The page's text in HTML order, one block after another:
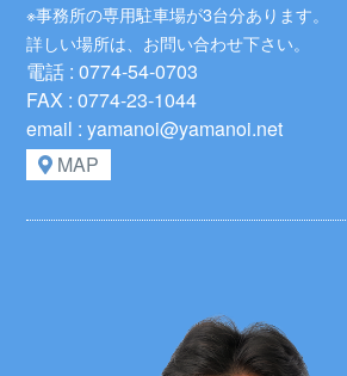
※事務所の専用駐車場が3台分あります。
詳しい場所は、お問い合わせ下さい。
電話 : 0774-54-0703
FAX : 0774-23-1044
email : yamanoi@yamanoi.net
MAP